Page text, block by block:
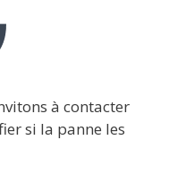
à contacter
si la panne les